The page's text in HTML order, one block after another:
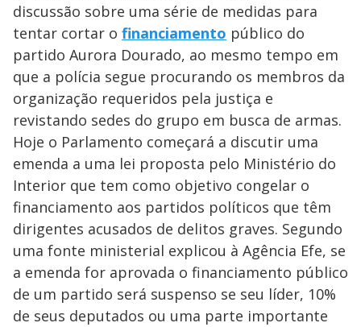
discussão sobre uma série de medidas para
tentar cortar o financiamento público do
partido Aurora Dourado, ao mesmo tempo em
que a polícia segue procurando os membros da
organização requeridos pela justiça e
revistando sedes do grupo em busca de armas.
Hoje o Parlamento começará a discutir uma
emenda a uma lei proposta pelo Ministério do
Interior que tem como objetivo congelar o
financiamento aos partidos políticos que têm
dirigentes acusados de delitos graves. Segundo
uma fonte ministerial explicou à Agência Efe, se
a emenda for aprovada o financiamento público
de um partido será suspenso se seu líder, 10%
de seus deputados ou uma parte importante